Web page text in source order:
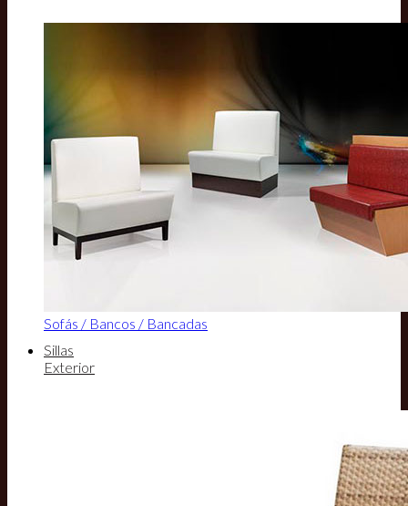
Sofás / Bancos / Bancadas
Sillas
Exterior